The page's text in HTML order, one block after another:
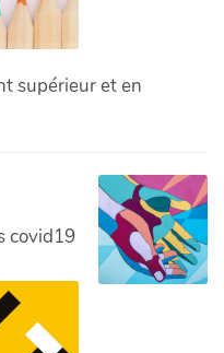
supérieur et en
covid19